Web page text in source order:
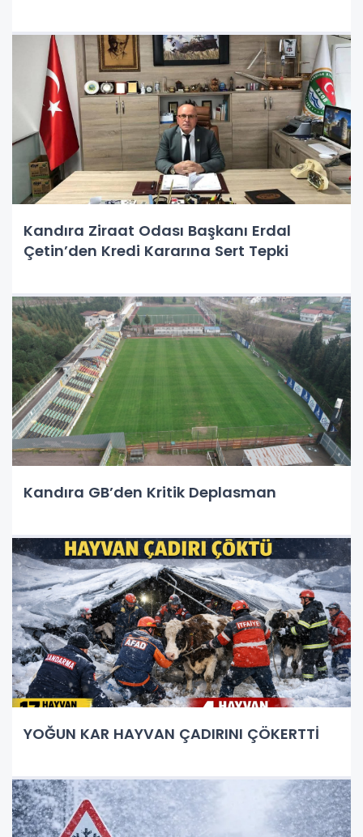
Kandıra Ziraat Odası Başkanı Erdal
Çetin’den Kredi Kararına Sert Tepki
Kandıra GB’den Kritik Deplasman
YOĞUN KAR HAYVAN ÇADIRINI ÇÖKERTTİ